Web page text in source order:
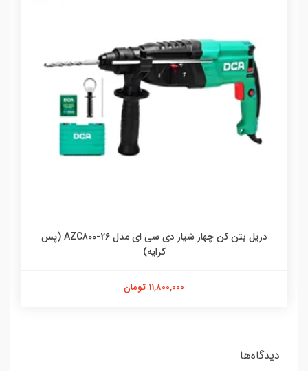
دریل بتن کن چهار شیار دی سی ای مدل AZC800-26 (پس
کرایه)
11,800,000 تومان
دیدگاه‌ها